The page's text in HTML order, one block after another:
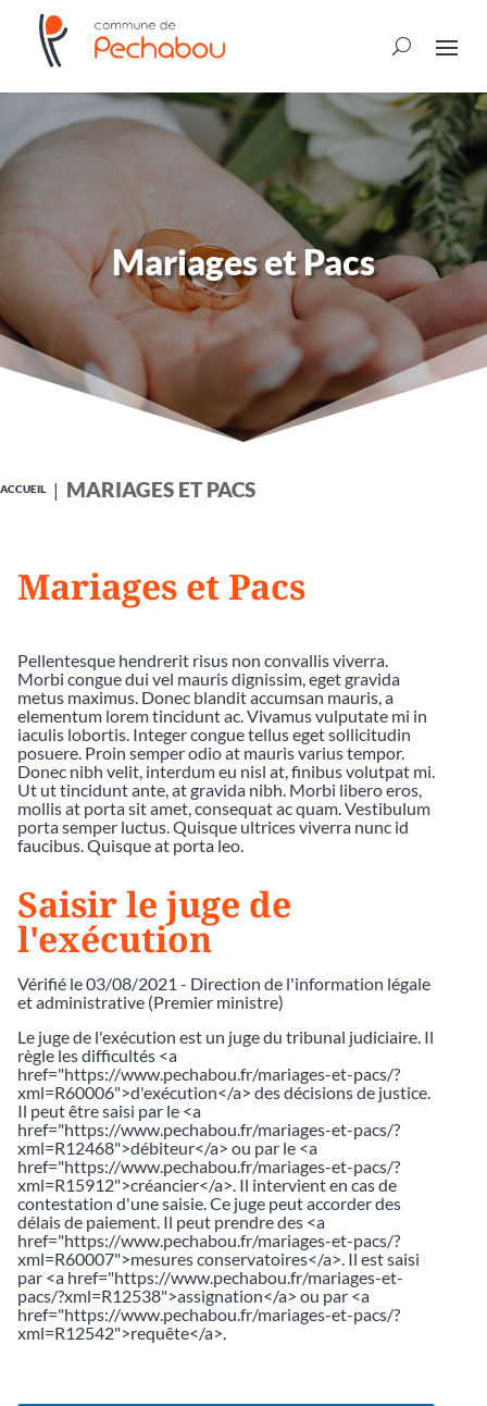
Mariages et Pacs
ACCUEIL MARIAGES ET PACS
Mariages et Pacs
Pellentesque hendrerit risus non convallis viverra.
Morbi congue dui vel mauris dignissim, eget gravida
metus maximus. Donec blandit accumsan mauris, a
elementum lorem tincidunt ac. Vivamus vulputate mi in
iaculis lobortis. Integer congue tellus eget sollicitudin
posuere. Proin semper odio at mauris varius tempor.
Donec nibh velit, interdum eu nisl at, finibus volutpat mi.
Ut ut tincidunt ante, at gravida nibh. Morbi libero eros,
mollis at porta sit amet, consequat ac quam. Vestibulum
porta semper luctus. Quisque ultrices viverra nunc id
faucibus. Quisque at porta leo.
Saisir le juge de
l'exécution
Vérifié le 03/08/2021 - Direction de l'information légale
et administrative (Premier ministre)
Le juge de l'exécution est un juge du tribunal judiciaire. Il
règle les difficultés <a
href="https://www.pechabou.fr/mariages-et-pacs/?
xml=R60006">d'exécution</a> des décisions de justice.
Il peut être saisi par le <a
href="https://www.pechabou.fr/mariages-et-pacs/?
xml=R12468">débiteur</a> ou par le <a
href="https://www.pechabou.fr/mariages-et-pacs/?
xml=R15912">créancier</a>. Il intervient en cas de
contestation d'une saisie. Ce juge peut accorder des
délais de paiement. Il peut prendre des <a
href="https://www.pechabou.fr/mariages-et-pacs/?
xml=R60007">mesures conservatoires</a>. Il est saisi
par <a href="https://www.pechabou.fr/mariages-et-
pacs/?xml=R12538">assignation</a> ou par <a
href="https://www.pechabou.fr/mariages-et-pacs/?
xml=R12542">requête</a>.